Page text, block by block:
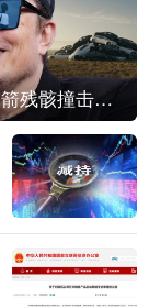
SpaceX火箭残骸撞击月球